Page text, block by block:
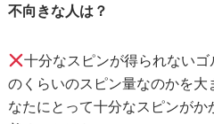
不向きな人は？
十分なスピンが得られない
のくらいのスピン量なのかを
なたにとって十分なスピンがか